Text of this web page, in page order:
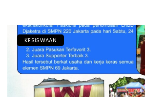
KESISWAAN